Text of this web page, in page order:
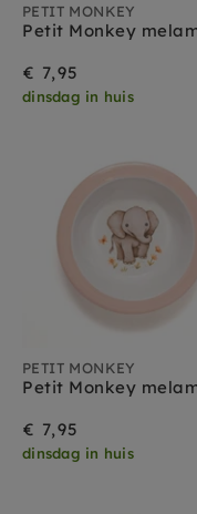
PETIT MONKEY
€ 7,95
dinsdag in huis
PETIT MONKEY
€ 7,95
dinsdag in huis